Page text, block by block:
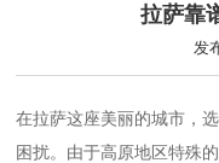
拉萨靠
发
在拉萨这座美丽的城市，
困扰。由于高原地区特殊